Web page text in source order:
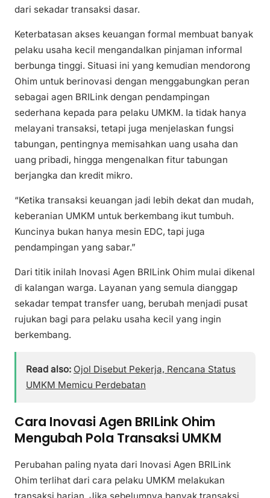
dari sekadar transaksi dasar.
Keterbatasan akses keuangan formal membuat banyak
pelaku usaha kecil mengandalkan pinjaman informal
berbunga tinggi. Situasi ini yang kemudian mendorong
Ohim untuk berinovasi dengan menggabungkan peran
sebagai agen BRILink dengan pendampingan
sederhana kepada para pelaku UMKM. Ia tidak hanya
melayani transaksi, tetapi juga menjelaskan fungsi
tabungan, pentingnya memisahkan uang usaha dan
uang pribadi, hingga mengenalkan fitur tabungan
berjangka dan kredit mikro.
“Ketika transaksi keuangan jadi lebih dekat dan mudah,
keberanian UMKM untuk berkembang ikut tumbuh.
Kuncinya bukan hanya mesin EDC, tapi juga
pendampingan yang sabar.”
Dari titik inilah Inovasi Agen BRILink Ohim mulai dikenal
di kalangan warga. Layanan yang semula dianggap
sekadar tempat transfer uang, berubah menjadi pusat
rujukan bagi para pelaku usaha kecil yang ingin
berkembang.
Read also: Ojol Disebut Pekerja, Rencana Status
UMKM Memicu Perdebatan
Cara Inovasi Agen BRILink Ohim
Mengubah Pola Transaksi UMKM
Perubahan paling nyata dari Inovasi Agen BRILink
Ohim terlihat dari cara pelaku UMKM melakukan
transaksi harian. Jika sebelumnya banyak transaksi